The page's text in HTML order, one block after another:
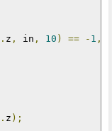
. z , in , 10 ) == - 1 ,
. z );